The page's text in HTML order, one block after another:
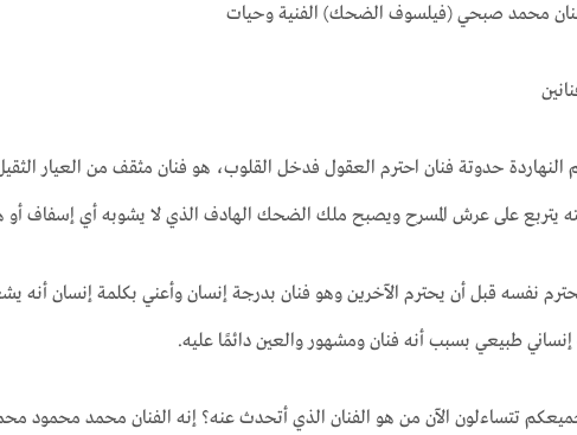
محمد صبحي (فيلسوف الضحك) الفنية وحيات
حدوتة فنان احترم العقول فدخل القلوب، هو فنان مثقف من العيار
يتربع على عرش المسرح ويصبح ملك الضحك الهادف الذي لا يشوبه أي إسفاف أو
نفسه قبل أن يحترم الآخرين وهو فنان بدرجة إنسان وأعني بكلمة إنسان أنه
طبيعي بسبب أنه فنان ومشهور والعين دائمًا عليه.
جميعكم تتساءلون الآن من هو الفنان الذي أتحدث عنه؟ إنه الفنان محمد